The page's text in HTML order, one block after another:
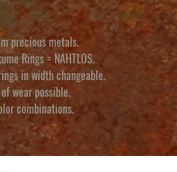
precious metals.
Rings = NAHTLOS.
in width changeable.
of wear possible.
combinations.